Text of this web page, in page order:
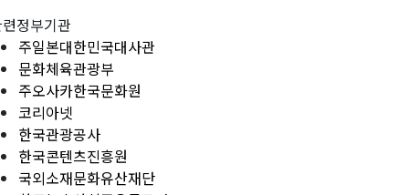
정부기관
주일본대한민국대사관
문화체육관광부
주오사카한국문화원
코리아넷
한국관광공사
한국콘텐츠진흥원
국외소재문화유산재단